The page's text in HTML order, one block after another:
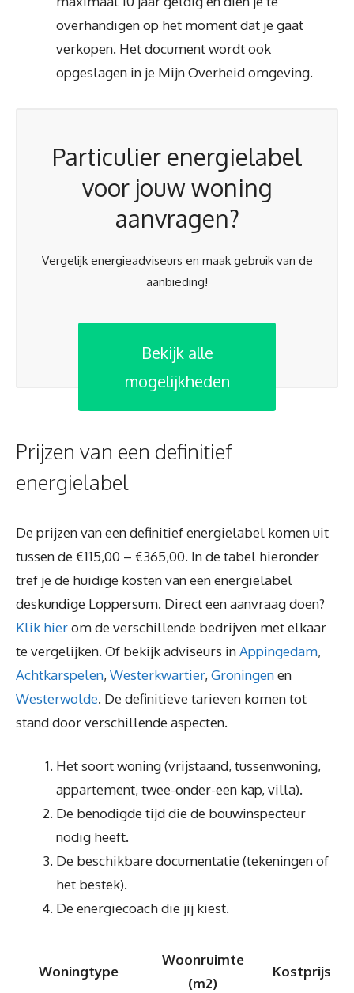
overhandigen op het moment dat je gaat
verkopen. Het document wordt ook
opgeslagen in je Mijn Overheid omgeving.
Particulier energielabel
voor jouw woning
aanvragen?
Vergelijk energieadviseurs en maak gebruik van de
aanbieding!
Bekijk alle
mogelijkheden
Prijzen van een definitief
energielabel
De prijzen van een definitief energielabel komen uit
tussen de €115,00 – €365,00. In de tabel hieronder
tref je de huidige kosten van een energielabel
deskundige Loppersum. Direct een aanvraag doen?
Klik hierom de verschillende bedrijven met elkaar
te vergelijken. Of bekijk adviseurs inAppingedam,
Achtkarspelen, Westerkwartier, Groningenen
Westerwolde. De definitieve tarieven komen tot
stand door verschillende aspecten.
Het soort woning (vrijstaand, tussenwoning,
appartement, twee-onder-een kap, villa).
De benodigde tijd die de bouwinspecteur
nodig heeft.
De beschikbare documentatie (tekeningen of
het bestek).
De energiecoach die jij kiest.
Woningtype
Woonruimte
(m2)
Kostprijs